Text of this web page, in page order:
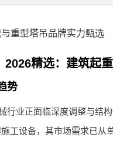
重型塔吊品牌实力甄选
2026精选：建筑起
势
行业正面临深度调整与结
工设备，其市场需求已从